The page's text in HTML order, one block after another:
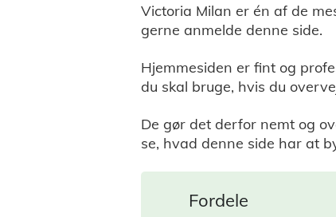
Victoria Milan er én af de
gerne anmelde denne side.
Hjemmesiden er fint og
du skal bruge, hvis du
De gør det derfor nemt og
se, hvad denne side har at
Fordele